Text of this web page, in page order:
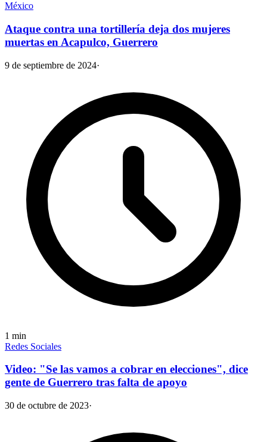
México
Ataque contra una tortillería deja dos mujeres
muertas en Acapulco, Guerrero
9 de septiembre de 2024·
1 min
Redes Sociales
Video: "Se las vamos a cobrar en elecciones", dice
gente de Guerrero tras falta de apoyo
30 de octubre de 2023·